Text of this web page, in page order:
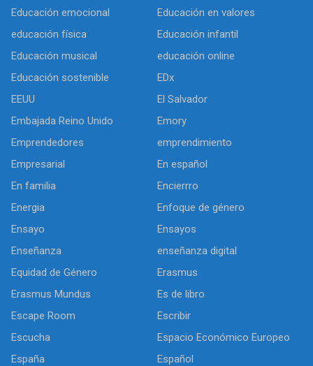
Educación emocional
Educación en valores
educación física
Educación infantil
Educación musical
educación online
Educación sostenible
EDx
EEUU
El Salvador
Embajada Reino Unido
Emory
Emprendedores
emprendimiento
Empresarial
En español
En familia
Encierrro
Energia
Enfoque de género
Ensayo
Ensayos
Enseñanza
enseñanza digital
Equidad de Género
Erasmus
Erasmus Mundus
Es de libro
Escape Room
Escribir
Escucha
Espacio Económico Europeo
España
Español